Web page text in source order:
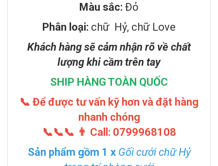
Màu sắc: Đỏ
Phân loại: chữ Hỷ, chữ Love
Khách hàng sẽ cảm nhận rõ về chất
lượng khi cầm trên tay
SHIP HÀNG TOÀN QUỐC
📞 Để được tư vấn kỹ hơn và đặt hàng
nhanh chóng
📞📞📞 👨 Call: 0799968108
Sản phẩm gồm 1 x Gối cưới chữ Hỷ